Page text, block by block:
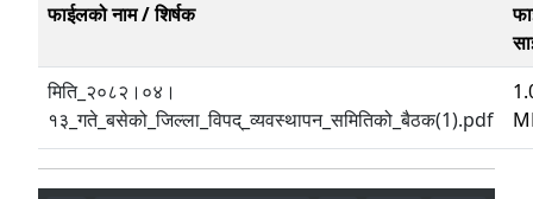
फाईलको नाम / शिर्षक
मिति_२०८२।०४।
१३_गते_बसेको_जिल्ला_विपद्_व्यवस्थापन_समितिको_बैठक(1).pdf